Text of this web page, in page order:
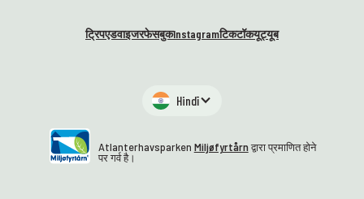
ट्रिपएडवाइजरफेसबुकInstagramटिकटॉकयूट्यूब
Hindī
Atlanterhavsparken Miljøfyrtårnद्वारा प्रमाणित होने
पर गर्व है।